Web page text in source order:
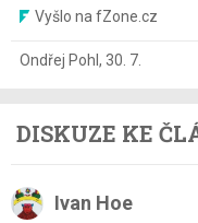
Vyšlo na fZone.cz
Ondřej Pohl , 30. 7.
DISKUZE KE
Ivan Hoe